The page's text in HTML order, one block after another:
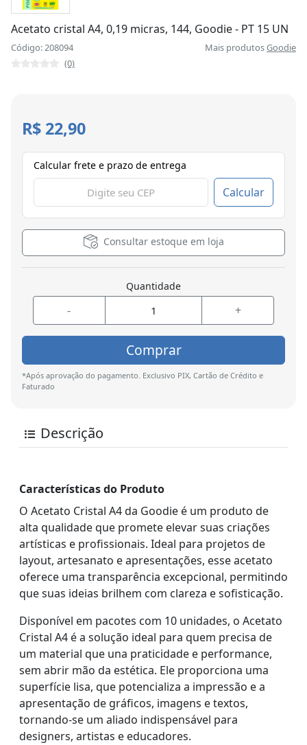
Acetato cristal A4, 0,19 micras, 144, Goodie - PT 15 UN
Código: 208094 Mais produtosGoodie
(0)
R$ 22,90
Calcular frete e prazo de entrega
Calcular
Consultar estoque em loja
Quantidade
- +
Comprar
*Após aprovação do pagamento. Exclusivo PIX, Cartão de Crédito e
Faturado
Descrição
Características do Produto
O Acetato Cristal A4 da Goodie é um produto de
alta qualidade que promete elevar suas criações
artísticas e profissionais. Ideal para projetos de
layout, artesanato e apresentações, esse acetato
oferece uma transparência excepcional, permitindo
que suas ideias brilhem com clareza e sofisticação.
Disponível em pacotes com 10 unidades, o Acetato
Cristal A4 é a solução ideal para quem precisa de
um material que una praticidade e performance,
sem abrir mão da estética. Ele proporciona uma
superfície lisa, que potencializa a impressão e a
apresentação de gráficos, imagens e textos,
tornando-se um aliado indispensável para
designers, artistas e educadores.